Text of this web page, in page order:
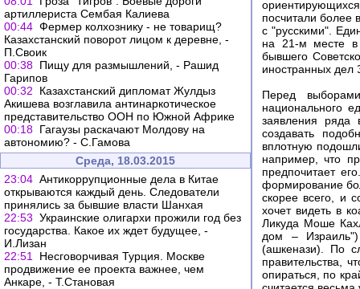
артиллериста Сембая Калиева
00:44 Фермер колхознику - не товарищ?
Казахстанский поворот лицом к деревне, -
П.Своик
00:38 Пищу для размышлений, - Рашид
Гарипов
00:32
Казахстанский дипломат Жулдыз
Акишева возглавила антинаркотическое
представительство ООН по Южной Африке
00:18 Гагаузы раскачают Молдову на
автономию? - С.Гамова
Среда, 18.03.2015
23:04 Антикоррупционные дела в Китае
открываются каждый день. Следователи
принялись за бывшие власти Шанхая
22:53 Украинские олигархи прожили год без
государства. Какое их ждет будущее, -
И.Лизан
22:51
Несговорчивая Турция. Москве
продвижение ее проекта важнее, чем
Анкаре, - Т.Становая
посчитали более
с "русскими".
на 21-м месте в
бывшего
иностранных дел
Перед
национального
заявления ряда
создавать
вплотную
например, что
предпочитает
формирование
скорее всего, и
хочет видеть в
Ликуда Моше
дом –
(ашкенази). По
правительства,
опираться, по